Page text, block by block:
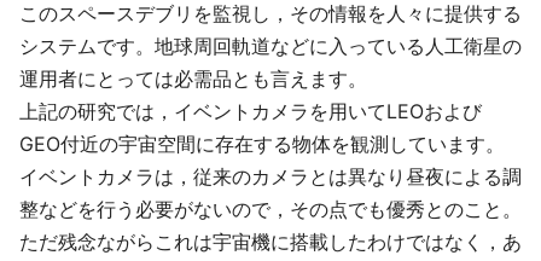
このスペースデブリを監視し，その情報を人々に提供する
システムです。地球周回軌道などに入っている人工衛星の
運用者にとっては必需品とも言えます。
上記の研究では，イベントカメラを用いてLEOおよび
GEO付近の宇宙空間に存在する物体を観測しています。
イベントカメラは，従来のカメラとは異なり昼夜による調
整などを行う必要がないので，その点でも優秀とのこと。
ただ残念ながらこれは宇宙機に搭載したわけではなく，あ